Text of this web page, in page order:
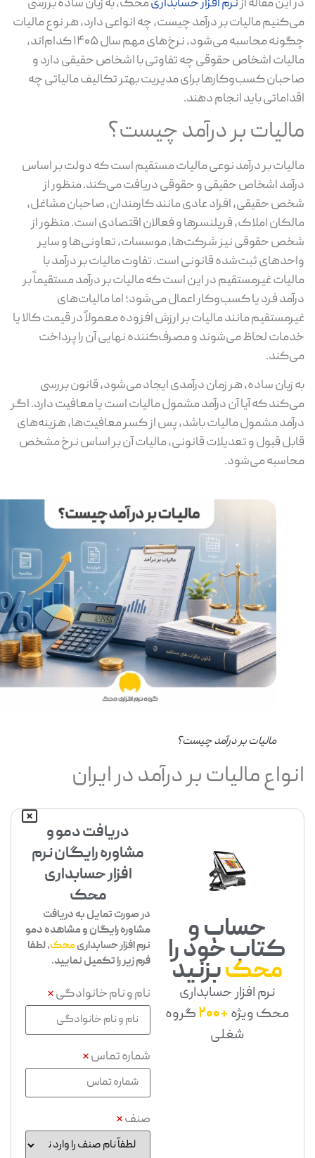
این مقاله ازنرم‌ افزار حسابداریمحک، به زبان ساده بررسی
مالیات بر درآمد چیست، چه انواعی دارد، هر نوع مالیات
چگونه محاسبه می‌شود، نرخ‌های مهم سال ۱۴۰۵ کدام‌اند،
اشخاص حقوقی چه تفاوتی با اشخاص حقیقی دارد و
کسب‌وکارها برای مدیریت بهتر تکالیف مالیاتی چه
باید انجام دهند.
بر درآمد چیست؟
بر درآمد نوعی مالیات مستقیم است که دولت بر اساس
اشخاص حقیقی و حقوقی دریافت می‌کند. منظور از
حقیقی، افراد عادی مانند کارمندان، صاحبان مشاغل،
املاک، فریلنسرها و فعالان اقتصادی است. منظور از
حقوقی نیز شرکت‌ها، موسسات، تعاونی‌ها و سایر
ثبت‌شده قانونی است. تفاوت مالیات بر درآمد با
غیرمستقیم در این است که مالیات بر درآمد مستقیماً بر
فرد یا کسب‌وکار اعمال می‌شود؛ اما مالیات‌های
مانند مالیات بر ارزش افزوده معمولاً در قیمت کالا یا
لحاظ می‌شوند و مصرف‌کننده نهایی آن را پرداخت
زبان ساده، هر زمان درآمدی ایجاد می‌شود، قانون بررسی
که آیا آن درآمد مشمول مالیات است یا معافیت دارد. اگر
مشمول مالیات باشد، پس از کسر معافیت‌ها، هزینه‌های
قبول و تعدیلات قانونی، مالیات آن بر اساس نرخ مشخص
می‌شود.
مالیات بر درآمد چیست؟
مالیات بر درآمد در ایران
حساب و
کتاب خود را
محکبزنید
نرم افزار حسابداری
محک ویژه+200
گروه
شغلی
دریافت دمو و
مشاوره رایگان نرم
افزار حسابداری
محک
در صورت تمایل به دریافت
مشاوره رایگان و مشاهده دمو
نرم افزار حسابداریمحک، لطفا
فرم زیر را تکمیل نمایید.
نام و نام خانوادگی*
شماره تماس*
صنف*